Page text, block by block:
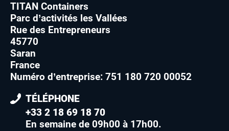
TITAN Containers
Parc d’activités les Vallées
Rue des Entrepreneurs
45770
Saran
France
Numéro d’entreprise: 751 180 720 00052
TÉLÉPHONE
+33 2 18 69 18 70
En semaine de 09h00 à 17h00.